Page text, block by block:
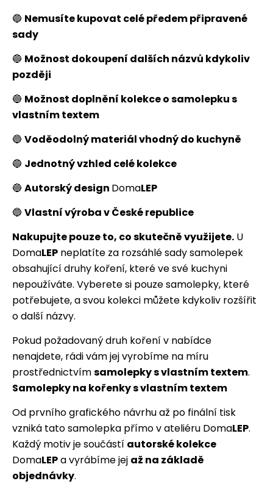
🔵 Nemusíte kupovat celé předem připravené
sady
🔵 Možnost dokoupení dalších názvů kdykoliv
později
🔵 Možnost doplnění kolekce o samolepku s
vlastním textem
🔵 Voděodolný materiál vhodný do kuchyně
🔵 Jednotný vzhled celé kolekce
🔵 Autorský design DomaLEP
🔵 Vlastní výroba v České republice
Nakupujte pouze to, co skutečně využijete. U
DomaLEP neplatíte za rozsáhlé sady samolepek
obsahující druhy koření, které ve své kuchyni
nepoužíváte. Vyberete si pouze samolepky, které
potřebujete, a svou kolekci můžete kdykoliv rozšířit
o další názvy.
Pokud požadovaný druh koření v nabídce
nenajdete, rádi vám jej vyrobíme na míru
prostřednictvímsamolepky s vlastním textem.
Samolepky na kořenky s vlastním textem
Od prvního grafického návrhu až po finální tisk
vzniká tato samolepka přímo v ateliéru DomaLEP.
Každý motiv je součástí autorské kolekce
DomaLEPa vyrábíme jej až na základě
objednávky.